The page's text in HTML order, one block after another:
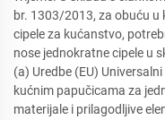
br. 1303/2013, za obuću
cipele za kućanstvo,
nose jednokratne cipele u
(a) Uredbe (EU)
kućnim papučicama za
materijale i prilagodljive